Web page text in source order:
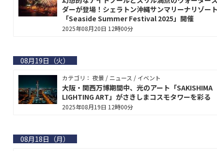
ダーが登場！シェラトン沖縄サンマリーナリゾー
「Seaside Summer Festival 2025」開催
2025年08月20日 12時00分
08月19日（火）
カテゴリ： 夜景 / ニュース / イベント
大阪・関西万博期間中、光のアート「SAKISHIMA
LIGHTING ART」がさきしまコスモタワーを彩る
2025年08月19日 12時00分
08月18日（月）